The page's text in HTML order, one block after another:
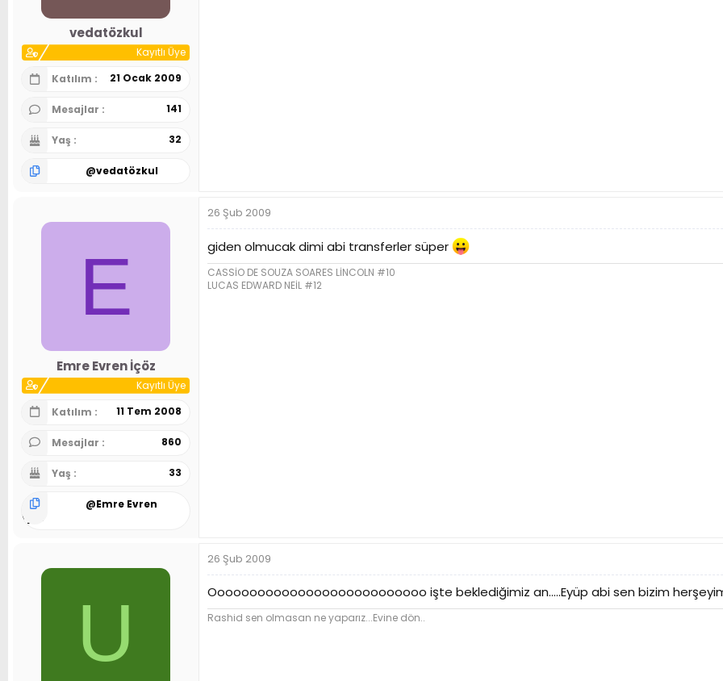
vedatözkul
Kayıtlı Üye
Katılım
21 Ocak 2009
Mesajlar 141
Yaş 32
@vedatözkul
E
Emre Evren İçöz
Kayıtlı Üye
Katılım
11 Tem 2008
Mesajlar 860
Yaş 33
@Emre Evren
İçöz
26 Şub 2009
giden olmucak dimi abi transferler süper
CASSİO DE SOUZA SOARES LİNCOLN #10
LUCAS EDWARD NEİL #12
U
26 Şub 2009
Ooooooooooooooooooooooooooo işte beklediğimiz an.....Eyüp abi sen bizim
Rashid sen olmasan ne yaparız...Evine dön..